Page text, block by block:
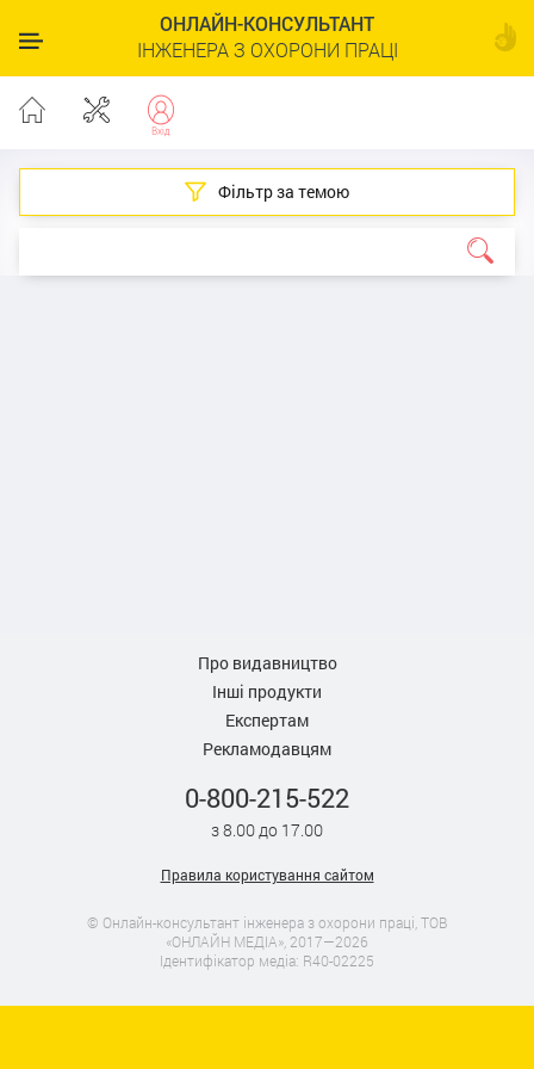
ОНЛАЙН-КОНСУЛЬТАНТ
ІНЖЕНЕРА З ОХОРОНИ ПРАЦІ
Фільтр за темою
Про видавництво
Інші продукти
Експертам
Рекламодавцям
0-800-215-522
з 8.00 до 17.00
Правила користування сайтом
© Онлайн-консультант інженера з охорони праці, ТОВ
«ОНЛАЙН МЕДІА», 2017—2026
Ідентифікатор медіа: R40-02225